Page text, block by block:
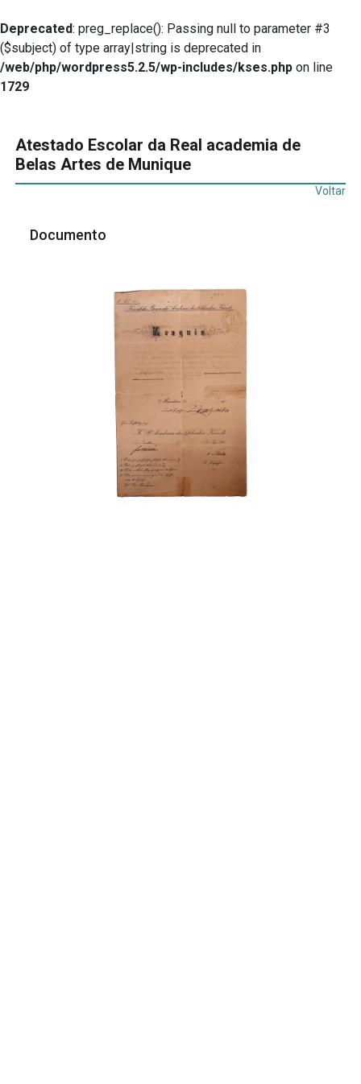
Deprecated: preg_replace(): Passing null to parameter #3
($subject) of type array|string is deprecated in
/web/php/wordpress5.2.5/wp-includes/kses.php on line
1729
Atestado Escolar da Real academia de
Belas Artes de Munique
Voltar
Documento